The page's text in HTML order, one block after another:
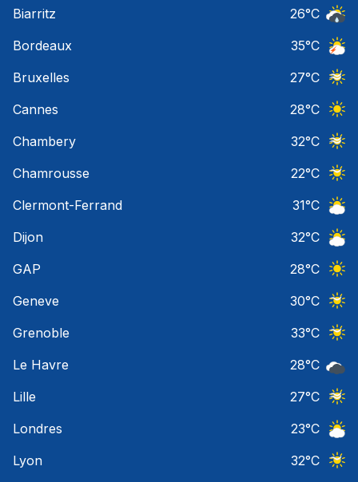
Biarritz
26°C
Bordeaux
35°C
Bruxelles
27°C
Cannes
28°C
Chambery
32°C
Chamrousse
22°C
Clermont-Ferrand
31°C
Dijon
32°C
GAP
28°C
Geneve
30°C
Grenoble
33°C
Le Havre
28°C
Lille
27°C
Londres
23°C
Lyon
32°C